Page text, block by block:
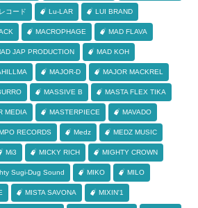
コード Lu-LAR LUI BRAND
MACROPHAGE MAD FLAVA
JAP PRODUCTION MAD KOH
MAJOR-D MAJOR MACKREL
MASSIVE B MASTA FLEX TIKA
MEDIA MASTERPIECE MAVADO
RECORDS Medz MEDZ MUSIC
Mi3 MICKY RICH MIGHTY CROWN
Sugi-Dug Sound MIKO MILO
MISTA SAVONA MIXIN'1